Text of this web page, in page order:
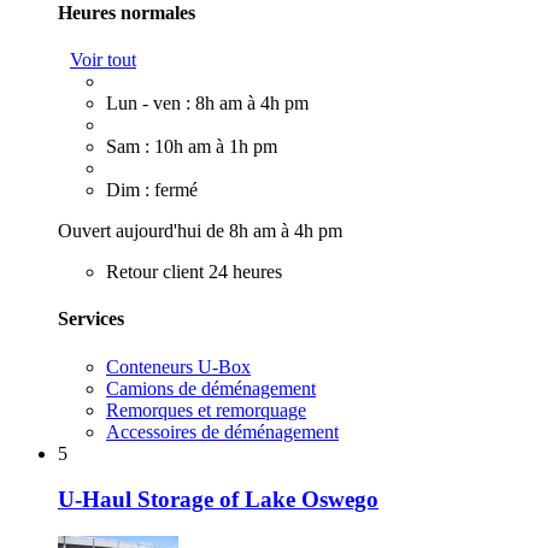
Heures normales
Voir tout
Lun - ven : 8h am à 4h pm
Sam : 10h am à 1h pm
Dim : fermé
Ouvert aujourd'hui de 8h am à 4h pm
Retour client 24 heures
Services
Conteneurs U-Box
Camions de déménagement
Remorques et remorquage
Accessoires de déménagement
5
U-Haul Storage of Lake Oswego